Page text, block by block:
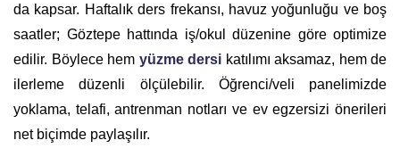
da kapsar. Haftalık ders frekansı, havuz yoğunluğu ve boş
saatler; Göztepe hattında iş/okul düzenine göre optimize
edilir. Böylece hem yüzme dersi katılımı aksamaz, hem de
ilerleme düzenli ölçülebilir. Öğrenci/veli panelimizde
yoklama, telafi, antrenman notları ve ev egzersizi önerileri
net biçimde paylaşılır.